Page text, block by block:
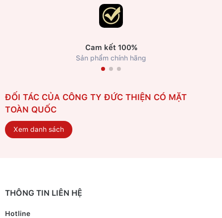
Cam kết 100%
Sản phẩm chính hãng
ĐỐI TÁC CỦA CÔNG TY ĐỨC THIỆN CÓ MẶT
TOÀN QUỐC
Xem danh sách
THÔNG TIN LIÊN HỆ
Hotline